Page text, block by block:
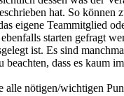
hat. So können
eigene Teammitglied
starten gefragt
ist. Es sind
beachten, dass es kaum
alle nötigen/wichtigen